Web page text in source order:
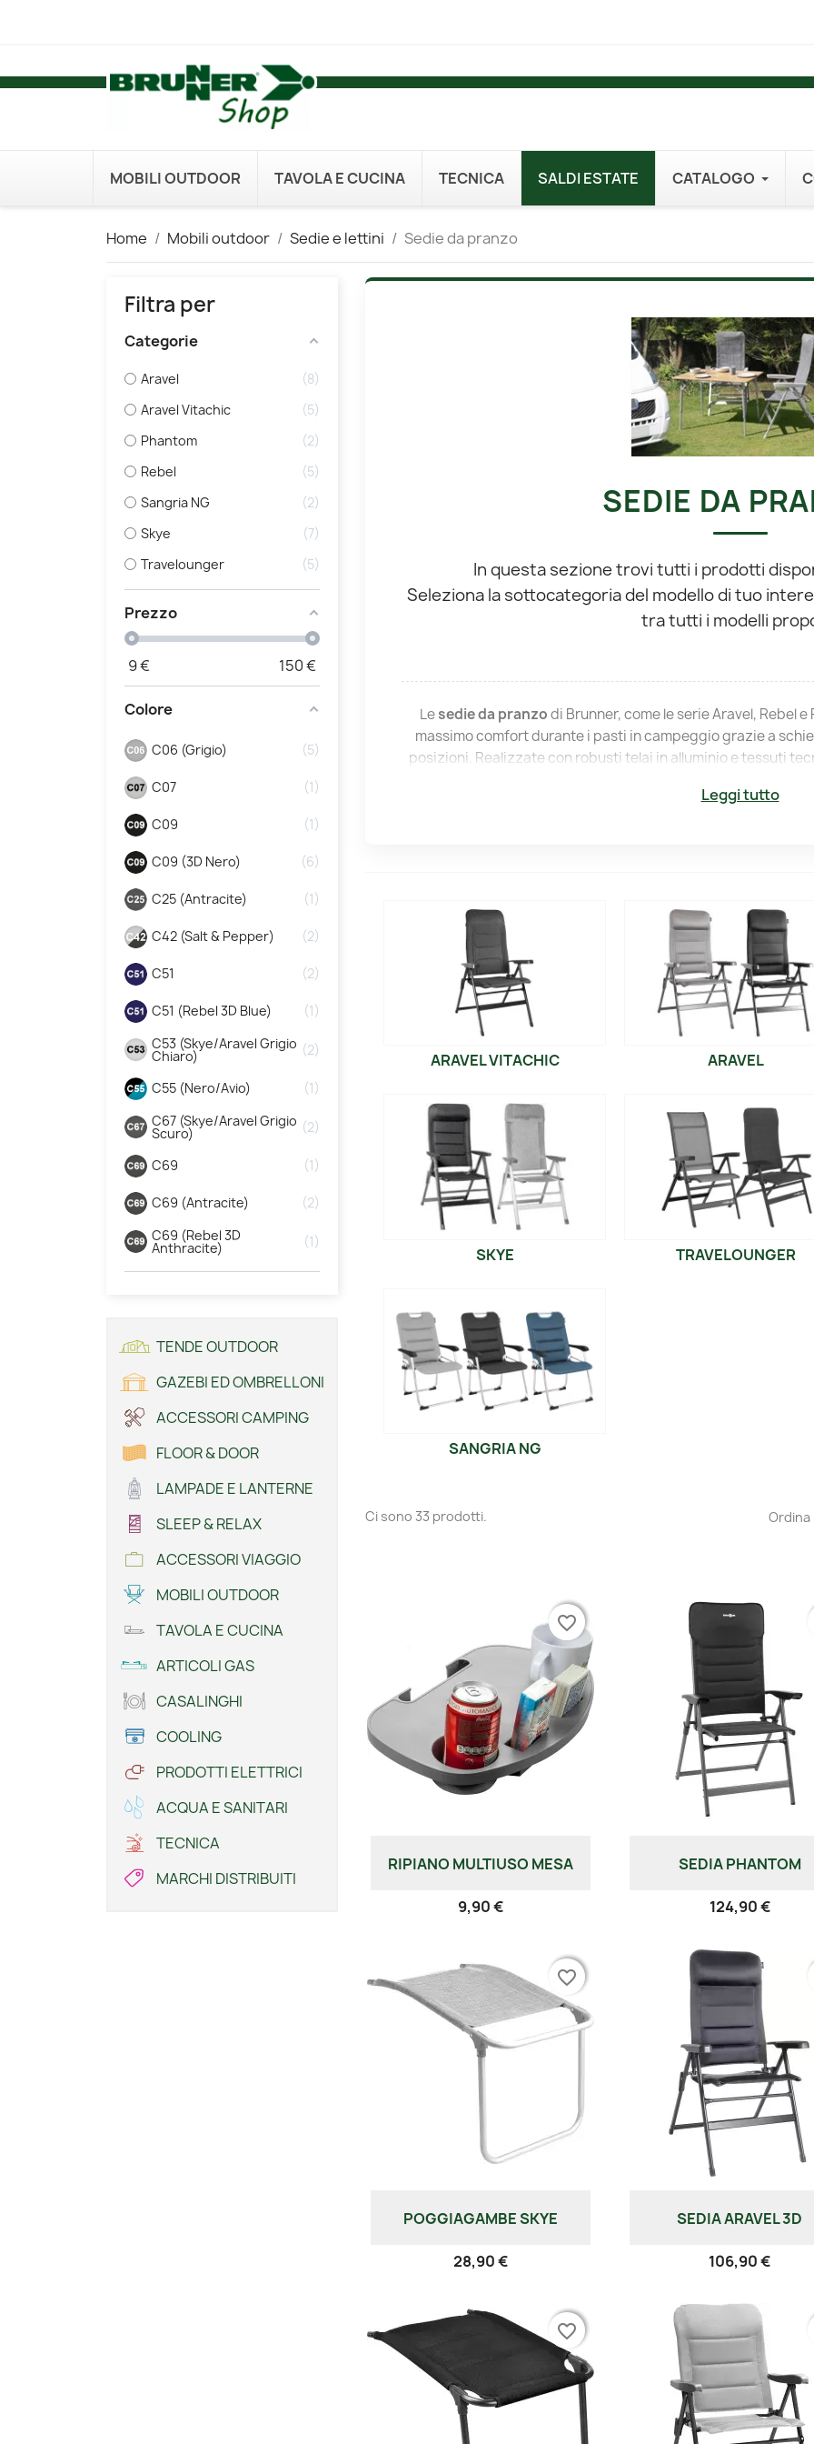
MOBILI OUTDOOR TAVOLA E CUCINA TECNICA SALDI ESTATE CATALOGO
Home Mobili outdoor Sedie e lettini Sedie da pranzo
Filtra per
Categorie
Aravel
8
Aravel Vitachic
5
Phantom
2
Rebel
5
Sangria NG
2
Skye
7
Travelounger
5
Prezzo
9€ 150€
Colore
C06 (Grigio) 5
C07 1
C09 1
C09 (3D Nero) 6
C25 (Antracite) 1
C42 (Salt & Pepper) 2
C51 2
C51 (Rebel 3D Blue)
1
C53 (Skye/Aravel Grigio
Chiaro) 2
C55 (Nero/Avio)
1
C67 (Skye/Aravel Grigio
Scuro) 2
C69 1
C69 (Antracite)
2
C69 (Rebel 3D
Anthracite) 1
TENDE OUTDOOR
GAZEBI ED OMBRELLONI
ACCESSORI CAMPING
FLOOR & DOOR
LAMPADE E LANTERNE
SLEEP & RELAX
ACCESSORI VIAGGIO
MOBILI OUTDOOR
TAVOLA E CUCINA
ARTICOLI GAS
CASALINGHI
COOLING
PRODOTTI ELETTRICI
ACQUA E SANITARI
TECNICA
MARCHI DISTRIBUITI
SEDIE DA
In questa sezione trovi tutti i prodotti
Seleziona la sottocategoria del modello di tuo
tra tutti i modelli
Lesedie da pranzodi Brunner, come le serie Aravel, Rebel
massimo comfort durante i pasti in campeggio grazie a
posizioni. Realizzate con robusti telai in alluminio e tessuti
completamente pieghevole permette di ridurre l'ingombro al
Leggi tutto
ARAVEL VITACHIC ARAVEL
SKYE TRAVELOUNGER
SANGRIA NG
Ci sono 33 prodotti. Ordina
RIPIANO MULTIUSO MESA
9,90 €
favorite_border
favorite_border
SEDIA PHANTOM
124,90 €
POGGIAGAMBE SKYE
28,90 €
favorite_border
favorite_border
SEDIA ARAVEL 3D
106,90 €
favorite_border
favorite_border